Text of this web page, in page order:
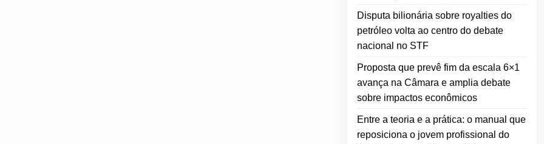
Disputa bilionária sobre royalties do
petróleo volta ao centro do debate
nacional no STF
Proposta que prevê fim da escala 6×1
avança na Câmara e amplia debate
sobre impactos econômicos
Entre a teoria e a prática: o manual que
reposiciona o jovem profissional do